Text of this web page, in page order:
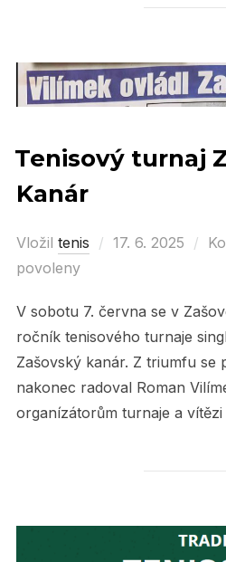
Tenisový turnaj
Kanár
Vložil tenis
Posted
17. 6. 2025
povoleny
V sobotu 7. června se v
ročník tenisového turnaje
Zašovský kanár. Z triumfu se
nakonec radoval Roman
organízátorům turnaje a vítězi